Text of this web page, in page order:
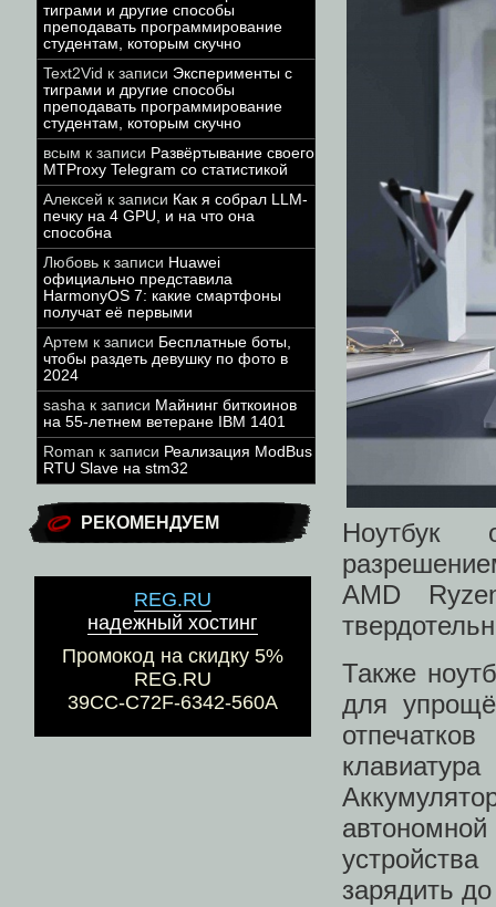
тиграми и другие способы
преподавать программирование
студентам, которым скучно
Text2Vid к записи Эксперименты с
тиграми и другие способы
преподавать программирование
студентам, которым скучно
всым к записи Развёртывание своего
MTProxy Telegram со статистикой
Алексей к записи Как я собрал LLM-
печку на 4 GPU, и на что она
способна
Любовь к записи Huawei
официально представила
HarmonyOS 7: какие смартфоны
получат её первыми
Артем к записи Бесплатные боты,
чтобы раздеть девушку по фото в
2024
sasha к записи Майнинг биткоинов
на 55-летнем ветеране IBM 1401
Roman к записи Реализация ModBus
RTU Slave на stm32
РЕКОМЕНДУЕМ
REG.RU
надежный хостинг
Промокод на скидку 5%
REG.RU
39CC-C72F-6342-560A
Ноутбук
AMD
Также
для
зарядить